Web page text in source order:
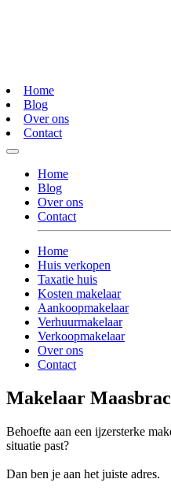
Home
Blog
Over ons
Contact
Home
Blog
Over ons
Contact
Home
Huis verkopen
Taxatie huis
Kosten makelaar
Aankoopmakelaar
Verhuurmakelaar
Verkoopmakelaar
Over ons
Contact
Makelaar
Behoefte aan een ijzersterke
situatie past?
Dan ben je aan het juiste adres.